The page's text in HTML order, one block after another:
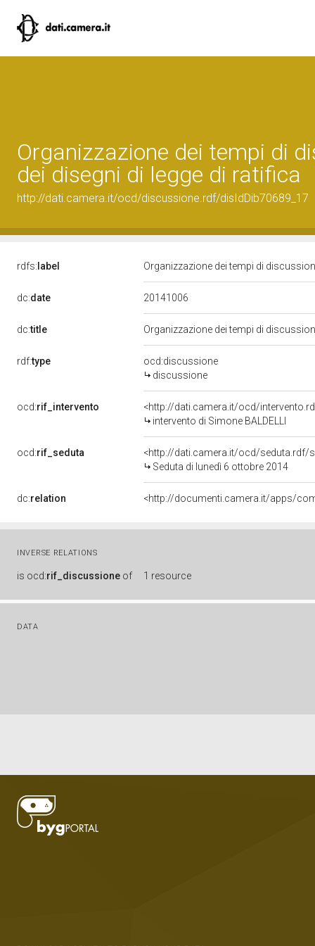
Organizzazione dei tempi di
dei disegni di legge di ratifica
http://dati.camera.it/ocd/discussione.rdf/disIdDib70689_17
rdfs: label Organizzazione dei tempi di
dc:date 20141006
dc:title Organizzazione dei tempi di
rdf:type
ocd:discussione
discussione
ocd:rif_intervento
<http://dati.camera.it/ocd/
intervento di Simone BALDELLI
ocd:rif_seduta
<http://dati.camera.it/ocd/seduta.rdf/
Seduta di lunedì 6 ottobre 2014
dc:relation
INVERSE RELATIONS
is ocd:rif_discussione of 1 resource
DATA